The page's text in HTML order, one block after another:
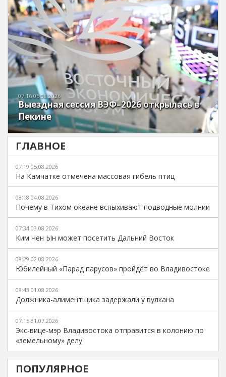
07:16 06.08.2026
Выездная сессия ВЭФ–2026 открылась в
Пекине
ГЛАВНОЕ
07:19 05.08.2026
На Камчатке отмечена массовая гибель птиц
08:18 04.08.2026
Почему в Тихом океане вспыхивают подводные молнии
07:34 03.08.2026
Ким Чен Ын может посетить Дальний Восток
08:29 02.08.2026
Юбилейный «Парад парусов» пройдёт во Владивостоке
08:43 01.08.2026
Должника-алиментщика задержали у вулкана
07:15 31.07.2026
Экс-вице-мэр Владивостока отправится в колонию по
«земельному» делу
ПОПУЛЯРНОЕ